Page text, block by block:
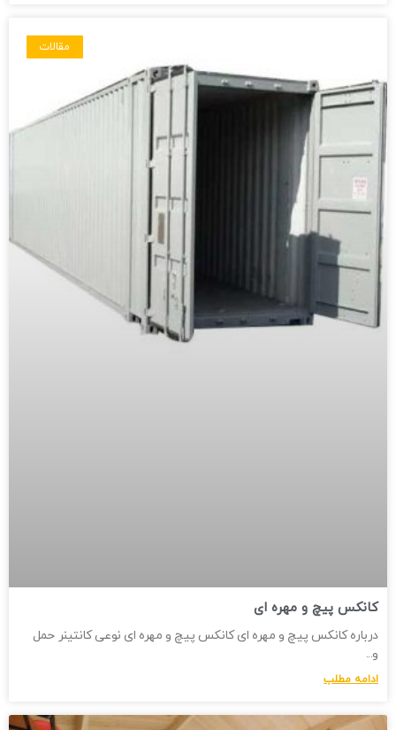
مقالات
کانکس پیچ و مهره ای
درباره کانکس پیچ و مهره ای کانکس پیچ و مهره ای نوعی کانتینر حمل
و
ادامه مطلب